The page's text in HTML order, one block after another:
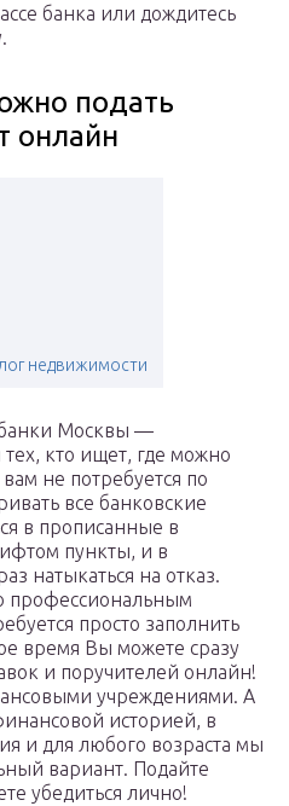
банка или дождитесь
подать
онлайн
недвижимости
банки Москвы —
кто ищет, где можно
не потребуется по
все банковские
в прописанные в
пункты, и в
натыкаться на отказ.
профессиональным
просто заполнить
время Вы можете сразу
и поручителей онлайн!
учреждениями. А
историей, в
и для любого возраста мы
вариант. Подайте
убедиться лично!